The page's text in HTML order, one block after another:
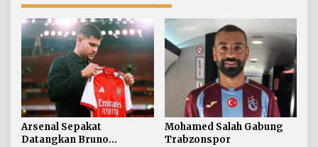
Arsenal Sepakat
Datangkan Bruno
Mohamed Salah Gabung
Trabzonspor